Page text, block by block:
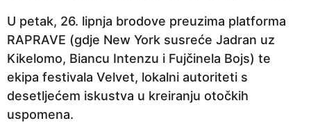
U petak, 26. lipnja brodove preuzima platforma
RAPRAVE (gdje New York susreće Jadran uz
Kikelomo, Biancu Intenzu i Fujčinela Bojs) te
ekipa festivala Velvet, lokalni autoriteti s
desetljećem iskustva u kreiranju otočkih
uspomena.